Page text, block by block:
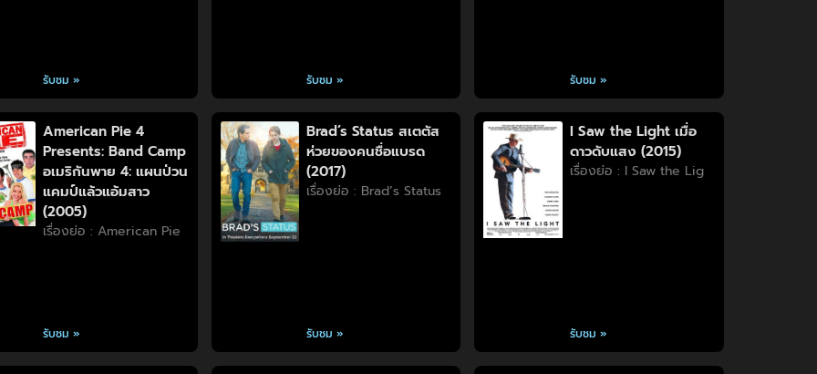
รับชม » รับชม » รับชม »
American Pie 4
Presents: Band Camp
อเมริกันพาย 4: แผนป่วน
แคมป์แล้วแอ้มสาว
(2005)
เรื่องย่อ : American Pie
รับชม »
Brad’s Status สเตตัส
ห่วยของคนชื่อแบรด
(2017)
เรื่องย่อ : Brad’s Status
รับชม »
I Saw the Light เมื่อ
ดาวดับแสง (2015)
เรื่องย่อ : I Saw the Lig
รับชม »